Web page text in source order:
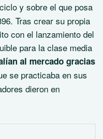
y sobre el que posa
Tras crear su propia
con el lanzamiento del
para la clase media
al mercado gracias
se practicaba en sus
dieron en